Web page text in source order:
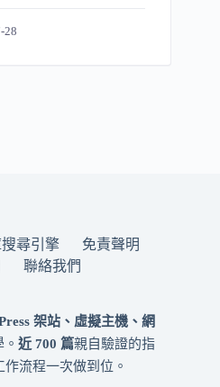
28
尋引擎
免責聲明
聯絡我們
架站、虛擬主機、網
近 700 篇親自驗證的指
流程一次做到位。